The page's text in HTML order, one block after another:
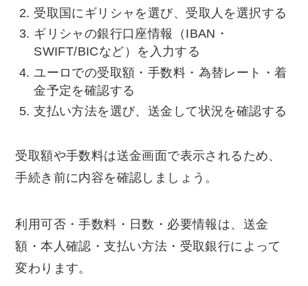
受取国にギリシャを選び、受取人を選択する
ギリシャの銀行口座情報（IBAN・
SWIFT/BICなど）を入力する
ユーロでの受取額・手数料・為替レート・着
金予定を確認する
支払い方法を選び、送金して状況を確認する
受取額や手数料は送金画面で表示されるため、
手続き前に内容を確認しましょう。
利用可否・手数料・日数・必要情報は、送金
額・本人確認・支払い方法・受取銀行によって
変わります。